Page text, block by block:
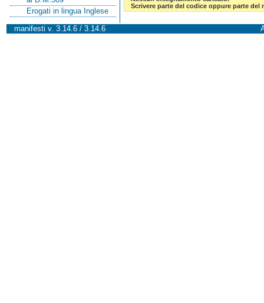
Erogati in lingua Inglese
Scrivere parte del codice oppure parte
manifesti v. 3.14.6 / 3.14.6